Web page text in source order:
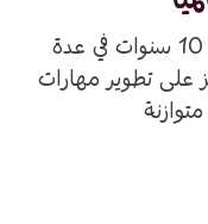
نقدم برامج تعليمية مُطبّقة لأكثر من 10 سنوات في عدة
على تطوير مهارات